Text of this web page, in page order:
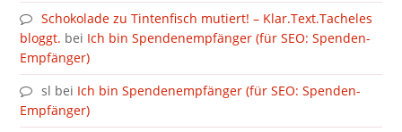
Schokolade zu Tintenfisch mutiert! – Klar.Text.Tacheles
bloggt. bei Ich bin Spendenempfänger (für SEO: Spenden-
Empfänger)
sl bei Ich bin Spendenempfänger (für SEO: Spenden-
Empfänger)